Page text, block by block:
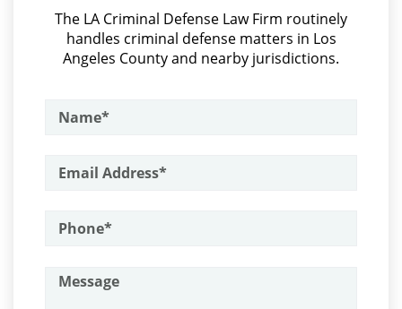
Sustained Juvenile Petitions
Motorcycle Accident
Motorcycle Accident Involving
Uninsured Motorist
POST CONVICTION MATTERS
Audiencias De Disposición
Audiencias De Detención
Asalto Contra un Funcionario Público
Armas Prohibidas en California
Attempted Murder
The LA Criminal Defense Law Firm routinely
handles criminal defense matters in Los
Angeles County and nearby jurisdictions.